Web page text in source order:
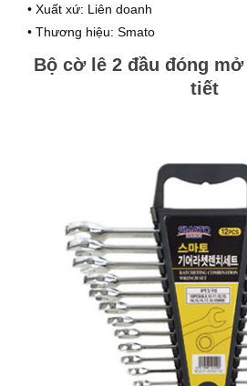
• Xuất xứ: Liên doanh
• Thương hiệu: Smato
Bộ cờ lê 2 đầu đóng
tiết